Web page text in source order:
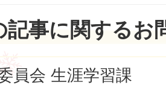
記事に関するお
員会 生涯学習課